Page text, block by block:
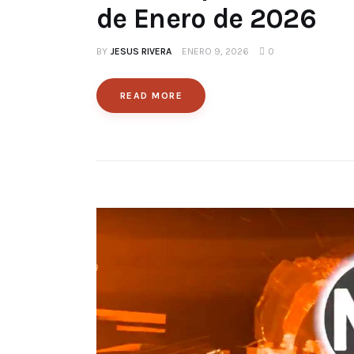
de Enero de 2026
BY JESUS RIVERA ENERO 9, 2026 0
READ MORE